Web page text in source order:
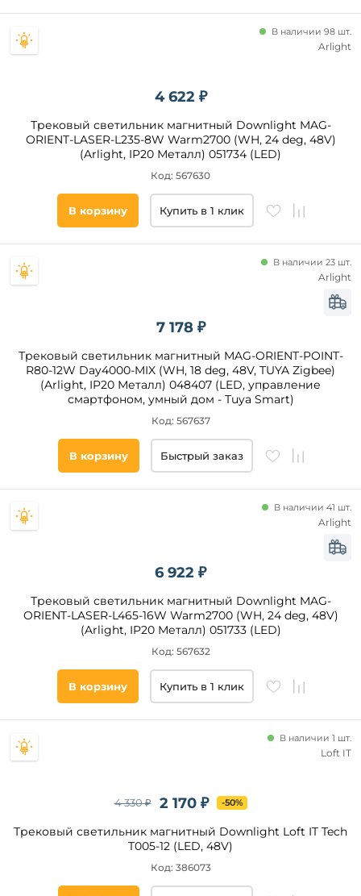
прихожая
и
кухонным
островом
столом
фильтры
4 622 ₽
Трековый светильник магнитный Downlight MAG-
ORIENT-LASER-L235-8W Warm2700 (WH, 24 deg, 48V)
(Arlight, IP20 Металл) 051734 (LED)
В наличии 98 шт.
Код: 567630
Arlight
В корзину Купить в 1 клик
7 178 ₽
Трековый светильник магнитный MAG-ORIENT-POINT-
R80-12W Day4000-MIX (WH, 18 deg, 48V, TUYA Zigbee)
(Arlight, IP20 Металл) 048407 (LED, управление
смартфоном, умный дом - Tuya Smart)
В наличии 23 шт.
Код: 567637
Arlight
В корзину Быстрый заказ
6 922 ₽
Трековый светильник магнитный Downlight MAG-
ORIENT-LASER-L465-16W Warm2700 (WH, 24 deg, 48V)
(Arlight, IP20 Металл) 051733 (LED)
В наличии 41 шт.
Код: 567632
Arlight
В корзину Купить в 1 клик
2 170 ₽
4 330 ₽ -50%
Трековый светильник магнитный Downlight Loft IT Tech
T005-12 (LED, 48V)
В наличии 1 шт.
Код: 386073
Loft IT